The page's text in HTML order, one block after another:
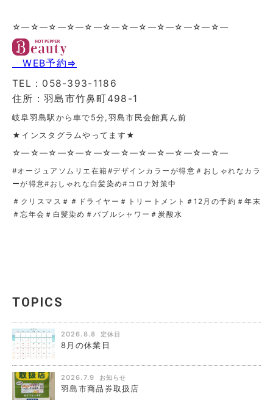
☆—☆—☆—☆—☆—☆—☆—☆—☆—☆—☆—☆—
WEB予約⇒
TEL：058-393-1186
住所：羽島市竹鼻町498-1
岐阜羽島駅から車で5分,羽島市民会館真ん前
★インスタグラムやってます★
☆—☆—☆—☆—☆—☆—☆—☆—☆—☆—☆—☆—
#オージュアソムリエ在籍#デザインカラーが得意＃おしゃれなカラ
ーが得意#おしゃれな白髪染め#コロナ対策中
＃クリスマス＃＃ドライヤー＃トリートメント＃12月の予約＃年末
＃忘年会＃白髪染め＃バブルシャワー＃炭酸水
TOPICS
2026.8.8 定休日
8月の休業日
2026.7.9 お知らせ
羽島市商品券取扱店